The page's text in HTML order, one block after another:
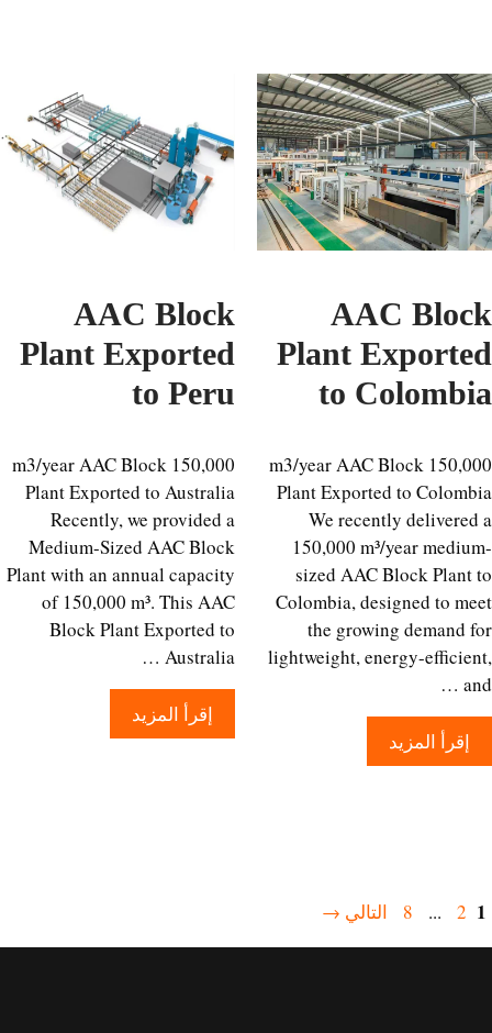
AAC
Plant
to
150,000 m3/year AAC Block
Plant Exported to
We recently
150,000 m³/year
sized AAC Block
Colombia, designed to
the growing
lightweight, energy-
إقرأ المزيد
AAC Block
Plant Exported
to Peru
150,000 m3/year AAC Block
Plant Exported to Australia
Recently, we provided a
Medium-Sized AAC Block
Plant with an annual capacity
of 150,000 m³. This AAC
Block Plant Exported to
Australia …
إقرأ المزيد
الصفحة2
... الصفحة 8 التالي→